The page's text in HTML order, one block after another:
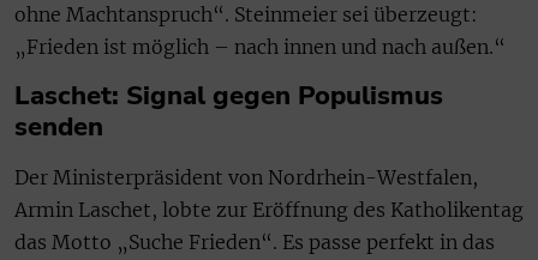
ohne Machtanspruch“. Steinmeier sei überzeugt:
„Frieden ist möglich – nach innen und nach außen.“
Laschet: Signal gegen Populismus
senden
Der Ministerpräsident von Nordrhein-Westfalen,
Armin Laschet, lobte zur Eröffnung des Katholikentag
das Motto „Suche Frieden“. Es passe perfekt in das